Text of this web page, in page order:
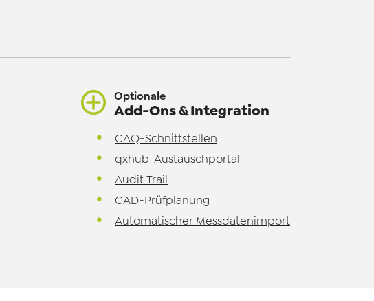
Optionale
Add-Ons & Integration
CAQ-Schnittstellen
qxhub-Austauschportal
Audit Trail
CAD-Prüfplanung
Automatischer Messdatenimport